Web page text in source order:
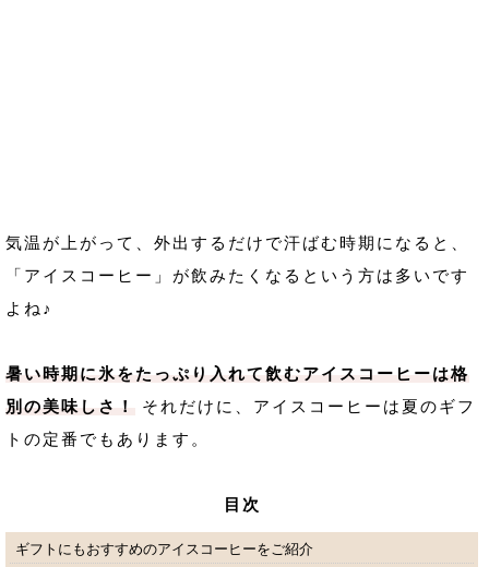
気温が上がって、外出するだけで汗ばむ時期になると、
「アイスコーヒー」が飲みたくなるという方は多いです
よね♪
暑い時期に氷をたっぷり入れて飲むアイスコーヒーは格
別の美味しさ！
それだけに、アイスコーヒーは夏のギフ
トの定番でもあります。
目次
ギフトにもおすすめのアイスコーヒーをご紹介